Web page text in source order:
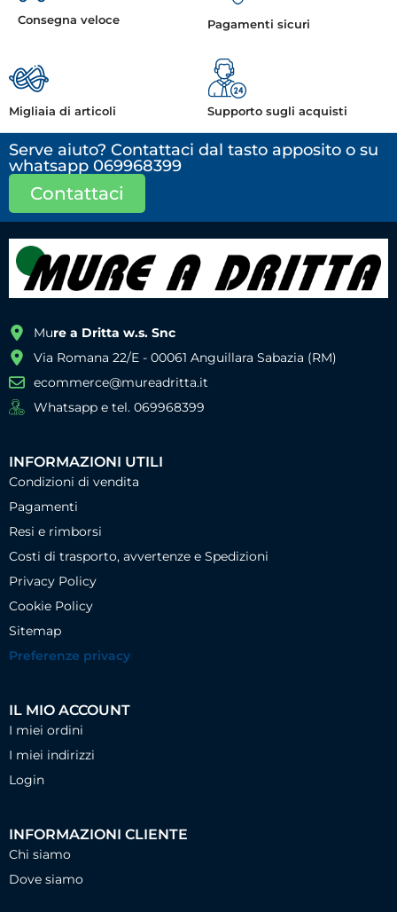
Consegna veloce Pagamenti sicuri
Migliaia di articoli Supporto sugli acquisti
Serve aiuto? Contattaci dal tasto apposito o su
whatsapp 069968399
Contattaci
Mure a Dritta w.s. Snc
Via Romana 22/E - 00061 Anguillara Sabazia (RM)
ecommerce@mureadritta.it
Whatsapp e tel. 069968399
INFORMAZIONI UTILI
Condizioni di vendita
Pagamenti
Resi e rimborsi
Costi di trasporto, avvertenze e Spedizioni
Privacy Policy
Cookie Policy
Sitemap
Preferenze privacy
IL MIO ACCOUNT
I miei ordini
I miei indirizzi
Login
INFORMAZIONI CLIENTE
Chi siamo
Dove siamo